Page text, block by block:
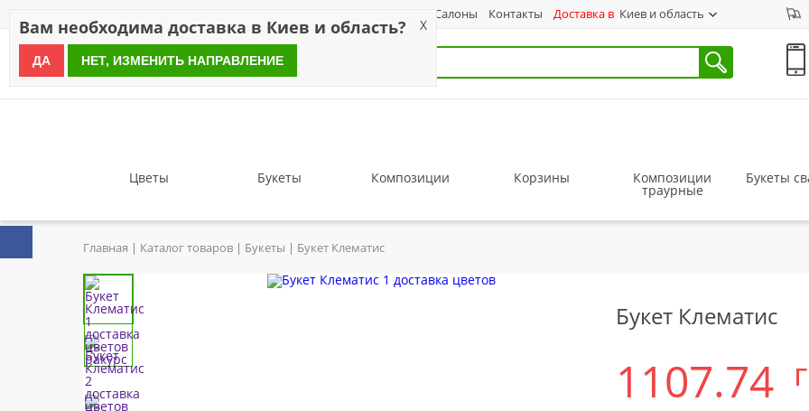
Салоны Контакты Доставка в Киев и область
since 1999
Цветы Букеты Композиции Корзины Композиции
траурные
Букеты
Главная Каталог товаров Букеты Букет Клематис
Букет Клематис
1107.74
Вам необходима доставка в Киев и область? X
ДА НЕТ, ИЗМЕНИТЬ НАПРАВЛЕНИЕ